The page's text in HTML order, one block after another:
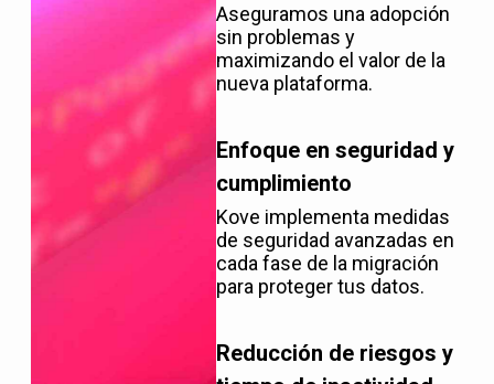
Aseguramos una adopción
sin problemas y
maximizando el valor de la
nueva plataforma.
Enfoque en seguridad y
cumplimiento
Kove implementa medidas
de seguridad avanzadas en
cada fase de la migración
para proteger tus datos.
Reducción de riesgos y